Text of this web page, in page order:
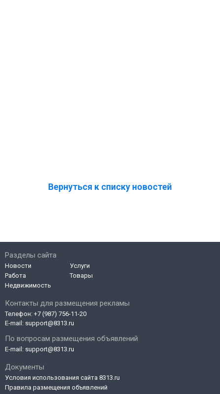
Вернуться к списку новостей
Контакты для размещения рекламы
Телефон: +7 (987) 756-11-20
E-mail: support@8313.ru
По вопросам размещения объявлений
E-mail: support@8313.ru
Документы
Условия использования сайта 8313.ru
Правила размещения объявлений
Разделы сайта
Новости
Работа
Недвижимость
Услуги
Товары